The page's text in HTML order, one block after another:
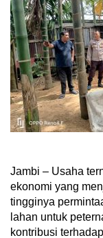
Jambi – Usaha
ekonomi yang
tingginya
lahan untuk
kontribusi